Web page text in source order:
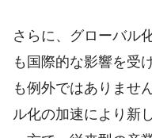
さらに、グローバル
も国際的な影響を受
も例外ではありませ
ル化の加速により新